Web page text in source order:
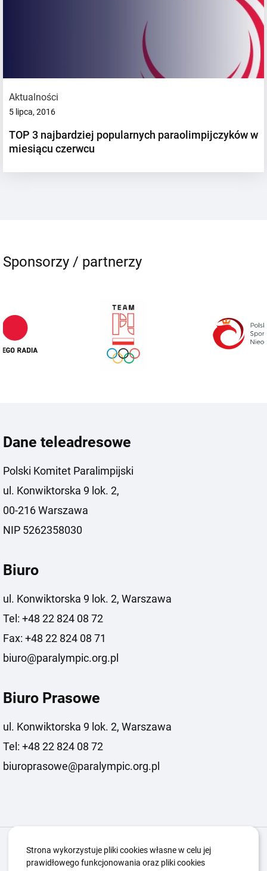
Aktualności
5 lipca, 2016
TOP 3 najbardziej popularnych paraolimpijczyków w
miesiącu czerwcu
Sponsorzy / partnerzy
Dane teleadresowe
Polski Komitet Paralimpijski
ul. Konwiktorska 9 lok. 2,
00-216 Warszawa
NIP 5262358030
Biuro
ul. Konwiktorska 9 lok. 2, Warszawa
Tel: +48 22 824 08 72
Fax: +48 22 824 08 71
biuro@paralympic.org.pl
Biuro Prasowe
ul. Konwiktorska 9 lok. 2, Warszawa
Tel: +48 22 824 08 72
biuroprasowe@paralympic.org.pl
Igrzyska Paralimpijskie O nas
Kwalifikacje ZSK
Kluby Aktualności
Strona wykorzystuje pliki cookies własne w celu jej
prawidłowego funkcjonowania oraz pliki cookies